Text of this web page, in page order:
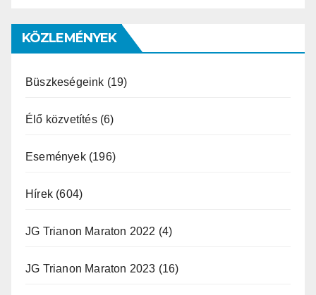
támadás
KÖZLEMÉNYEK
Büszkeségeink (19)
Élő közvetítés(6)
Események(196)
Hírek (604)
JG Trianon Maraton 2022 (4)
JG Trianon Maraton 2023 (16)